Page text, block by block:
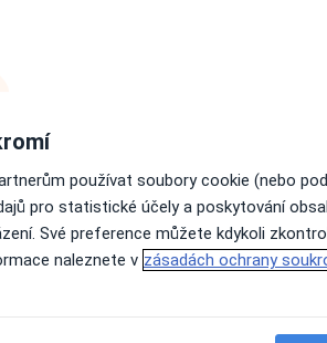
Zítra
9 Srpen
Po
10 Srpen
Út
11 Srpen
používat soubory cookie (nebo
pro statistické účely a poskytování
Své preference můžete kdykoli
naleznete v zásadách ochrany